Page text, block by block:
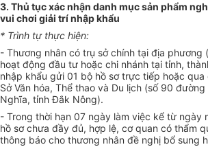
3. Thủ tục xác nhận danh mục sản phẩm
vui chơi giải trí nhập khẩu
* Trình tự thực hiện:
- Thương nhân có trụ sở chính tại địa phương
hoạt động đầu tư hoặc chi nhánh tại tỉnh,
nhập khẩu gửi 01 bộ hồ sơ trực tiếp hoặc
Sở Văn hóa, Thể thao và Du lịch (số 90
Nghĩa, tỉnh Đắk Nông).
- Trong thời hạn 07 ngày làm việc kể từ ngày
hồ sơ chưa đầy đủ, hợp lệ, cơ quan có thẩm
thông báo cho thương nhân đề nghị bổ sung